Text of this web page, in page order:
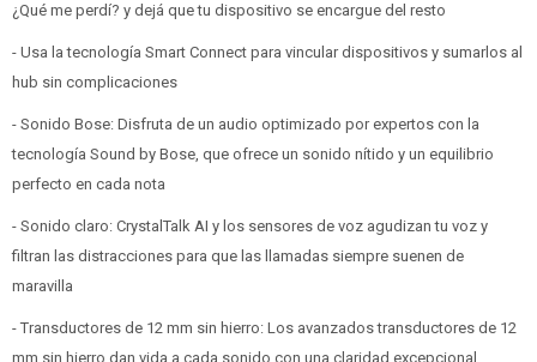
¿Qué me perdí? y dejá que tu dispositivo se encargue del resto
- Usa la tecnología Smart Connect para vincular dispositivos y sumarlos al
hub sin complicaciones
- Sonido Bose: Disfruta de un audio optimizado por expertos con la
tecnología Sound by Bose, que ofrece un sonido nítido y un equilibrio
perfecto en cada nota
- Sonido claro: CrystalTalk AI y los sensores de voz agudizan tu voz y
filtran las distracciones para que las llamadas siempre suenen de
maravilla
- Transductores de 12 mm sin hierro: Los avanzados transductores de 12
mm sin hierro dan vida a cada sonido con una claridad excepcional,